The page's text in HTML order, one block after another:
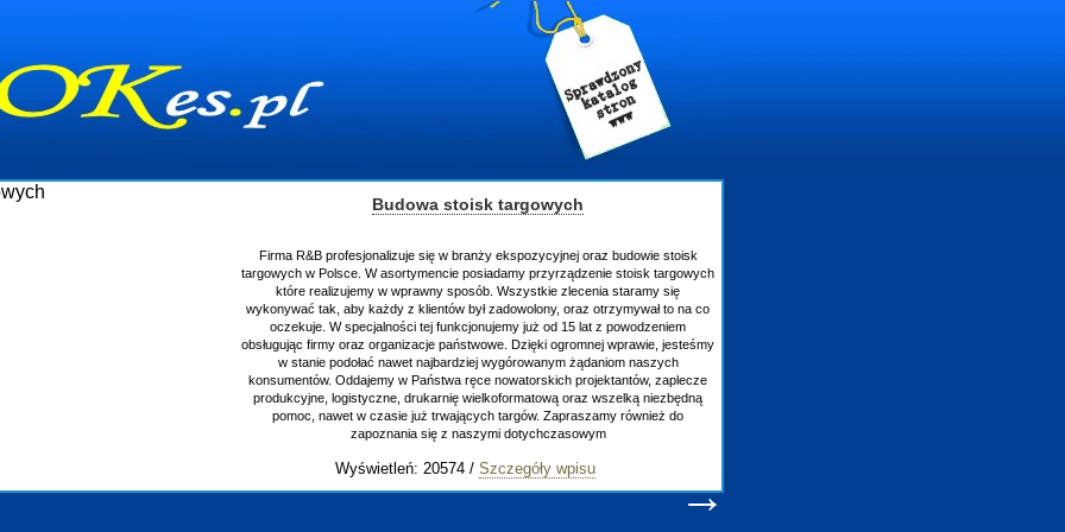
Budowa stoisk targowych
Firma R&B profesjonalizuje się w branży ekspozycyjnej oraz budowie stoisk
targowych w Polsce. W asortymencie posiadamy przyrządzenie stoisk targowych
które realizujemy w wprawny sposób. Wszystkie zlecenia staramy się
wykonywać tak, aby każdy z klientów był zadowolony, oraz otrzymywał to na co
oczekuje. W specjalności tej funkcjonujemy już od 15 lat z powodzeniem
obsługując firmy oraz organizacje państwowe. Dzięki ogromnej wprawie, jesteśmy
w stanie podołać nawet najbardziej wygórowanym żądaniom naszych
konsumentów. Oddajemy w Państwa ręce nowatorskich projektantów, zaplecze
produkcyjne, logistyczne, drukarnię wielkoformatową oraz wszelką niezbędną
pomoc, nawet w czasie już trwających targów. Zapraszamy również do
zapoznania się z naszymi dotychczasowym
Wyświetleń: 20574 / Szczegóły wpisu
→